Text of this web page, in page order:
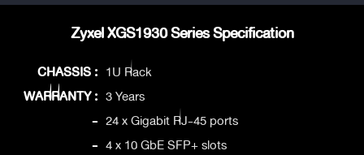
Zyxel XGS1930 Series Specification
CHASSIS : 1U Rack
WARRANTY : 3 Years
- 24 x Gigabit RJ-45 ports
- 4 x 10 GbE SFP+ slots